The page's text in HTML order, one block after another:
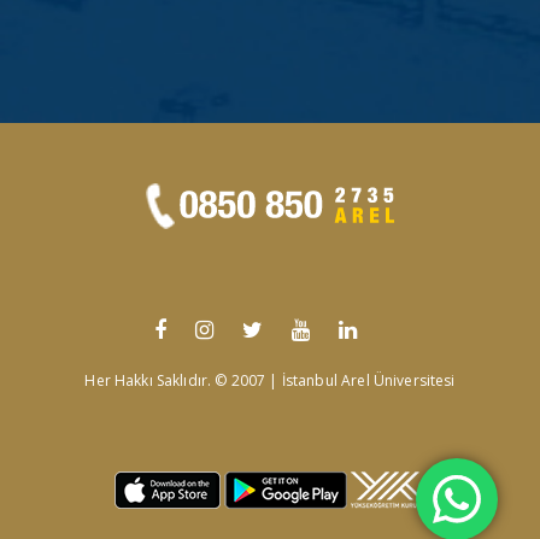
Her Hakkı Saklıdır. © 2007 | İstanbul Arel Üniversitesi